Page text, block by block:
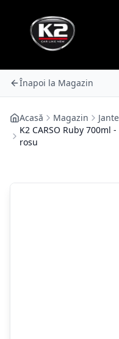
Înapoi la Magazin
Acasă Magazin
K2 CARSO Ruby
rosu